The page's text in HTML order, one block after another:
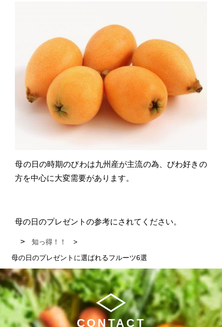
母の日の時期のびわは九州産が主流の為、びわ好きの
方を中心に大変需要があります。
母の日のプレゼントの参考にされてください。
知っ得！！
母の日のプレゼントに選ばれるフルーツ6選
CONTACT